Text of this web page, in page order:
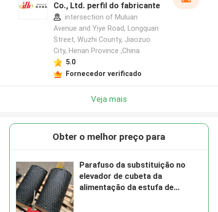
Co., Ltd. perfil do fabricante
intersection of Muluan
Avenue and Yiye Road, Longquan
Street, Wuzhi County, Jiaozuo
City, Henan Province ,China
5.0
Fornecedor verificado
Veja mais
Obter o melhor preço para
Parafuso da substituição no
elevador de cubeta da
alimentação da estufa de